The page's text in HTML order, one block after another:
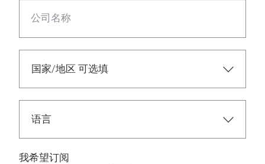
公司名称
我希望订阅